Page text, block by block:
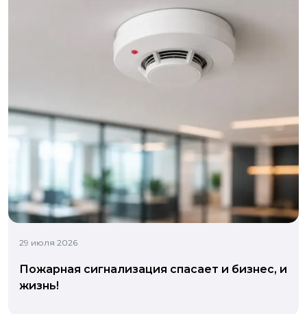
29 июля 2026
Пожарная сигнализация спасает и бизнес, и
жизнь!